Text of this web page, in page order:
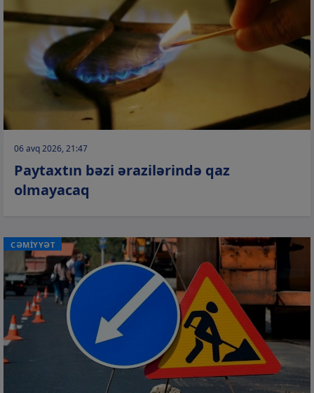
06 avq 2026, 21:47
Paytaxtın bəzi ərazilərində qaz
olmayacaq
CƏMİYYƏT